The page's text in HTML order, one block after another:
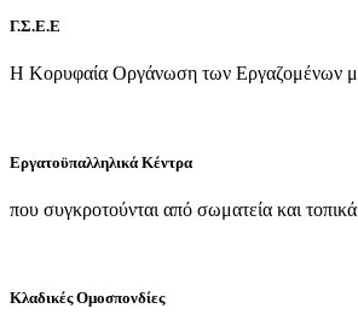
Γ.Σ.Ε.Ε
Η Κορυφαία Οργάνωση των Εργαζομένων με
Εργατοϋπαλληλικά Κέντρα
που συγκροτούνται από σωματεία και
Κλαδικές Ομοσπονδίες